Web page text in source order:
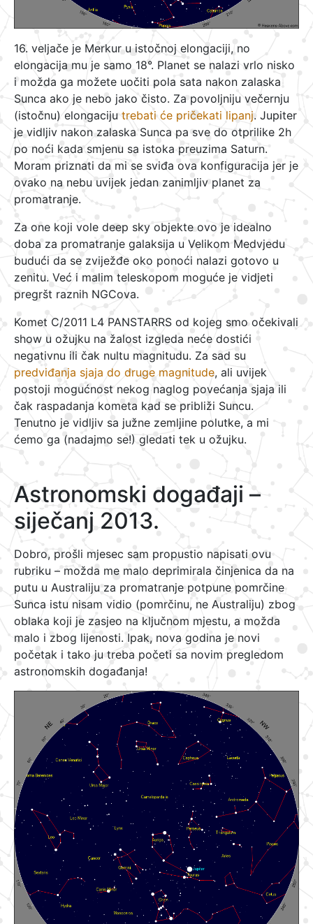
16. veljače je Merkur u istočnoj elongaciji, no
elongacija mu je samo 18°. Planet se nalazi vrlo nisko
i možda ga možete uočiti pola sata nakon zalaska
Sunca ako je nebo jako čisto. Za povoljniju večernju
(istočnu) elongaciju trebati će pričekati lipanj. Jupiter
je vidljiv nakon zalaska Sunca pa sve do otprilike 2h
po noći kada smjenu sa istoka preuzima Saturn.
Moram priznati da mi se sviđa ova konfiguracija jer je
ovako na nebu uvijek jedan zanimljiv planet za
promatranje.
Za one koji vole deep sky objekte ovo je idealno
doba za promatranje galaksija u Velikom Medvjedu
budući da se zviježđe oko ponoći nalazi gotovo u
zenitu. Već i malim teleskopom moguće je vidjeti
pregršt raznih NGCova.
Komet C/2011 L4 PANSTARRS od kojeg smo očekivali
show u ožujku na žalost izgleda neće dostići
negativnu ili čak nultu magnitudu. Za sad su
predviđanja sjaja do druge magnitude, ali uvijek
postoji mogućnost nekog naglog povećanja sjaja ili
čak raspadanja kometa kad se približi Suncu.
Tenutno je vidljiv sa južne zemljine polutke, a mi
ćemo ga (nadajmo se!) gledati tek u ožujku.
Astronomski događaji –
siječanj 2013.
Dobro, prošli mjesec sam propustio napisati ovu
rubriku – možda me malo deprimirala činjenica da na
putu u Australiju za promatranje potpune pomrčine
Sunca istu nisam vidio (pomrčinu, ne Australiju) zbog
oblaka koji je zasjeo na ključnom mjestu, a možda
malo i zbog lijenosti. Ipak, nova godina je novi
početak i tako ju treba početi sa novim pregledom
astronomskih događanja!